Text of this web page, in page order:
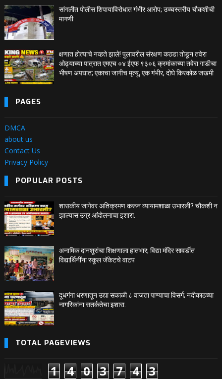
सांगलीत पोलीस शिपायाविरोधात गंभीर आरोप; उच्चस्तरीय चौकशीची
मागणी
क्षणात होत्याचे नव्हते झाले! पुलावरील संरक्षण कठडा तोडून तवेरा
ओढ्याच्या पात्रात एमएच ०४ ईएफ ९३०६ क्रमांकाच्या तवेरा गाडीचा
भीषण अपघात; एकाचा जागीच मृत्यू, एक गंभीर, दोघे किरकोळ जखमी
PAGES
DMCA
about us
Contact Us
Privacy Policy
POPULAR POSTS
शासकीय जागेवर अतिक्रमण करून व्यायामशाळा उभारली? चौकशी न
झाल्यास उग्र आंदोलनाचा इशारा.
अनामिक दानशूरांचा शिक्षणाला हातभार; विद्या मंदिर सावर्डीत
विद्यार्थिनींना स्कूल जॅकेटचे वाटप
दूधगंगा धरणातून उद्या सकाळी ८ वाजता पाण्याचा विसर्ग; नदीकाठच्या
नागरिकांना सतर्कतेचा इशारा.
TOTAL PAGEVIEWS
1 4 0 3 7 4 3